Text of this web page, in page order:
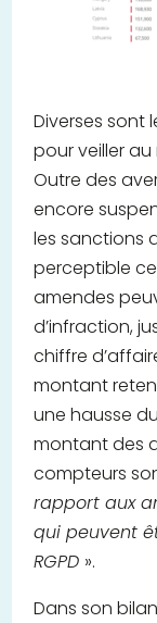
Diverses sont
pour veiller
Outre des
encore
les sanctions
perceptible
amendes
d’infraction,
chiffre
montant
une hausse
montant des
compteurs
rapport aux
qui peuvent
RGPD ».
Dans son